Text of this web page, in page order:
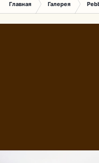
Главная Галерея